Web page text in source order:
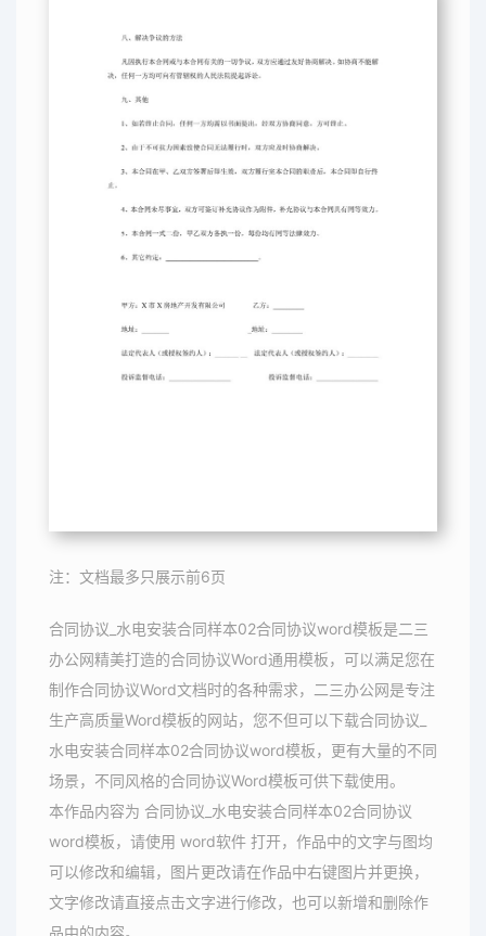
注：文档最多只展示前6页
合同协议_水电安装合同样本02合同协议word模板是二三
办公网精美打造的合同协议Word通用模板，可以满足您在
制作合同协议Word文档时的各种需求，二三办公网是专注
生产高质量Word模板的网站，您不但可以下载合同协议_
水电安装合同样本02合同协议word模板，更有大量的不同
场景，不同风格的合同协议Word模板可供下载使用。
本作品内容为 合同协议_水电安装合同样本02合同协议
word模板，请使用 word软件 打开，作品中的文字与图均
可以修改和编辑，图片更改请在作品中右键图片并更换，
文字修改请直接点击文字进行修改，也可以新增和删除作
品中的内容。